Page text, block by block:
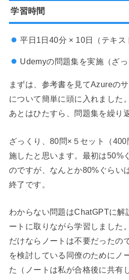
学習時間
平日1日40分 × 10日（テキス
Udemyの問題集を実施（ざっ
まずは、参考書を見てAzureの
について簡単に頭に入れました。
あとはひたすら、問題集を繰り
ざっくり、80問×５セット（
施したと思います。最初は50%
のですが、なんとか80%ぐらい
終了です。
わからない問題はChatGPTに解
ートに取りながら学習しました
だけならノートは不要だったの
を検討している同僚のためにノ
た（ノートは私が合格後に共有